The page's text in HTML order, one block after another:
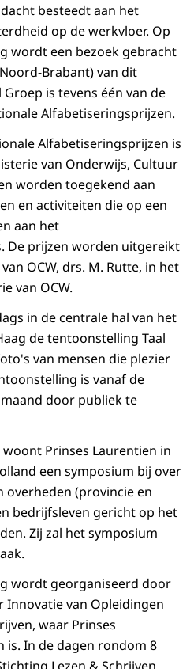
besteedt aan het
op de werkvloer. Op
wordt een bezoek gebracht
Brabant) van dit
is tevens één van de
Alfabetiseringsprijzen.
Alfabetiseringsprijzen is
van Onderwijs, Cultuur
worden toegekend aan
en activiteiten die op een
aan het
De prijzen worden uitgereikt
OCW, drs. M. Rutte, in het
van OCW.
in de centrale hal van het
de tentoonstelling Taal
van mensen die plezier
is vanaf de
door publiek te
Prinses Laurentien in
een symposium bij over
overheden (provincie en
bedrijfsleven gericht op het
Zij zal het symposium
wordt georganiseerd door
Innovatie van Opleidingen
waar Prinses
is. In de dagen rondom 8